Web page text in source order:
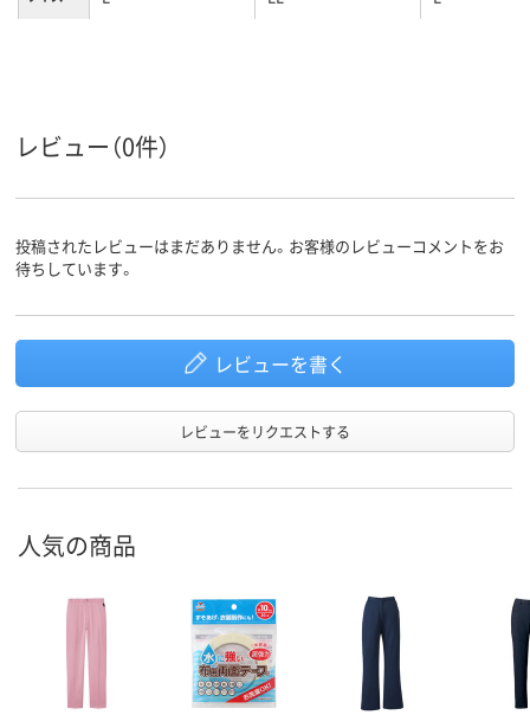
ポリエステル100%
100%）
レビュー（0件）
投稿されたレビューはまだありません。お客様のレビューコメントをお
待ちしています。
レビューを書く
レビューをリクエストする
人気の商品